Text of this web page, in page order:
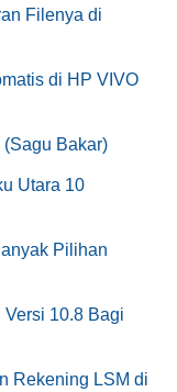
Filenya di
di HP VIVO
Bakar)
Utara 10
Pilihan
10.8 Bagi
Rekening LSM di